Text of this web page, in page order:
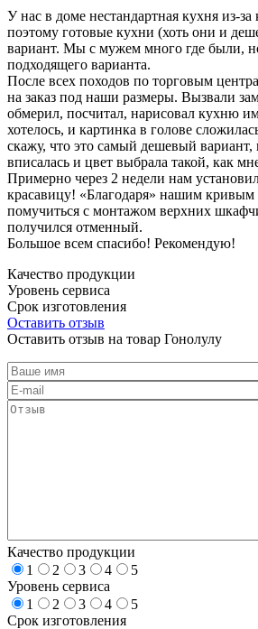
У нас в доме нестандартная кухня из-
поэтому готовые кухни (хоть они и
вариант. Мы с мужем много где были,
подходящего варианта.
После всех походов по торговым
на заказ под наши размеры. Вызвали
обмерил, посчитал, нарисовал кухню
хотелось, и картинка в голове
скажу, что это самый дешевый вариант,
вписалась и цвет выбрала такой, как
Примерно через 2 недели нам
красавицу! «Благодаря» нашим
помучиться с монтажом верхних
получился отменный.
Большое всем спасибо! Рекомендую!
Качество продукции
Уровень сервиса
Срок изготовления
Оставить отзыв
Оставить отзыв на товар Гонолулу
Качество продукции
1
2 3 4
5
Уровень сервиса
1
2 3 4
5
Срок изготовления